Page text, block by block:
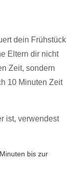
dein Frühstück
Eltern dir nicht
Zeit, sondern
10 Minuten Zeit
ist, verwendest
bis zur